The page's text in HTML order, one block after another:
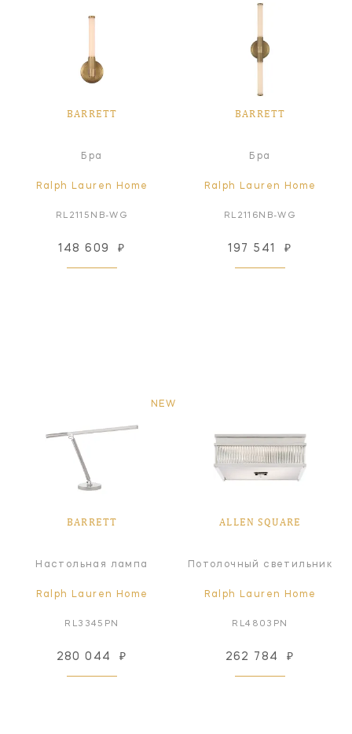
BARRETT
Бра
Ralph Lauren Home
RL2115NB-WG
148 609 ₽
BARRETT
Бра
Ralph Lauren Home
RL2116NB-WG
197 541 ₽
NEW
BARRETT
Настольная лампа
Ralph Lauren Home
RL3345PN
280 044 ₽
ALLEN SQUARE
Потолочный светильник
Ralph Lauren Home
RL4803PN
262 784 ₽